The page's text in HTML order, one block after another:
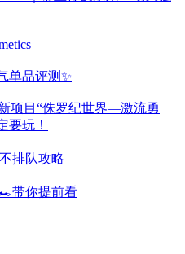
单品评测✨
项目“侏罗纪世界—激流勇
要玩！
排队攻略
带你提前看